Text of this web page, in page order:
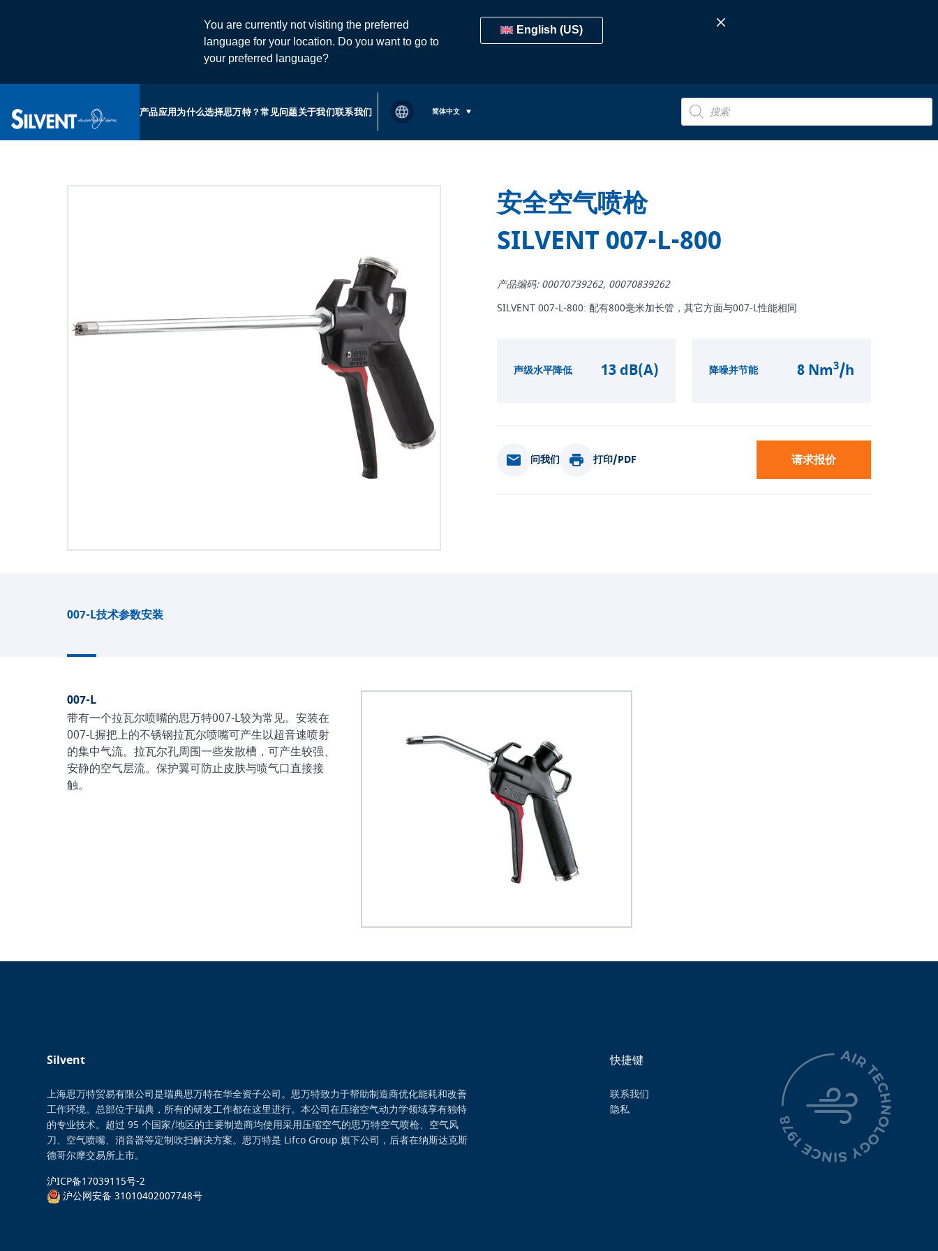
You are currently not visiting the preferred
language for your location. Do you want to go to
your preferred language?
English (US)
产品应用为什么选择思万特？常见问题关于我们联系我们 简体中文
Products
search
安全空气喷枪
SILVENT 007-L-800
产品编码: 00070739262, 00070839262
SILVENT 007-L-800: 配有800毫米加长管，其它方面与007-L性能相同
声级水平降低 13 dB(A) 降噪并节能 8 Nm3/h
问我们 打印/PDF 请求报价
007-L技术参数安装
007-L
带有一个拉瓦尔喷嘴的思万特007-L较为常见。安装在
007-L握把上的不锈钢拉瓦尔喷嘴可产生以超音速喷射
的集中气流。拉瓦尔孔周围一些发散槽，可产生较强、
安静的空气层流。保护翼可防止皮肤与喷气口直接接
触。
Silvent
上海思万特贸易有限公司是瑞典思万特在华全资子公司。思万特致力于帮助制造商优化能耗和改善
工作环境。总部位于瑞典，所有的研发工作都在这里进行。本公司在压缩空气动力学领域享有独特
的专业技术。超过 95 个国家/地区的主要制造商均使用采用压缩空气的思万特空气喷枪、空气风
刀、空气喷嘴、消音器等定制吹扫解决方案。思万特是 Lifco Group 旗下公司，后者在纳斯达克斯
德哥尔摩交易所上市。
沪ICP备17039115号-2
沪公网安备 31010402007748号
快捷键
联系我们
隐私